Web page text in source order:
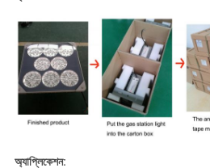
অ্যাপ্লিকেশন: